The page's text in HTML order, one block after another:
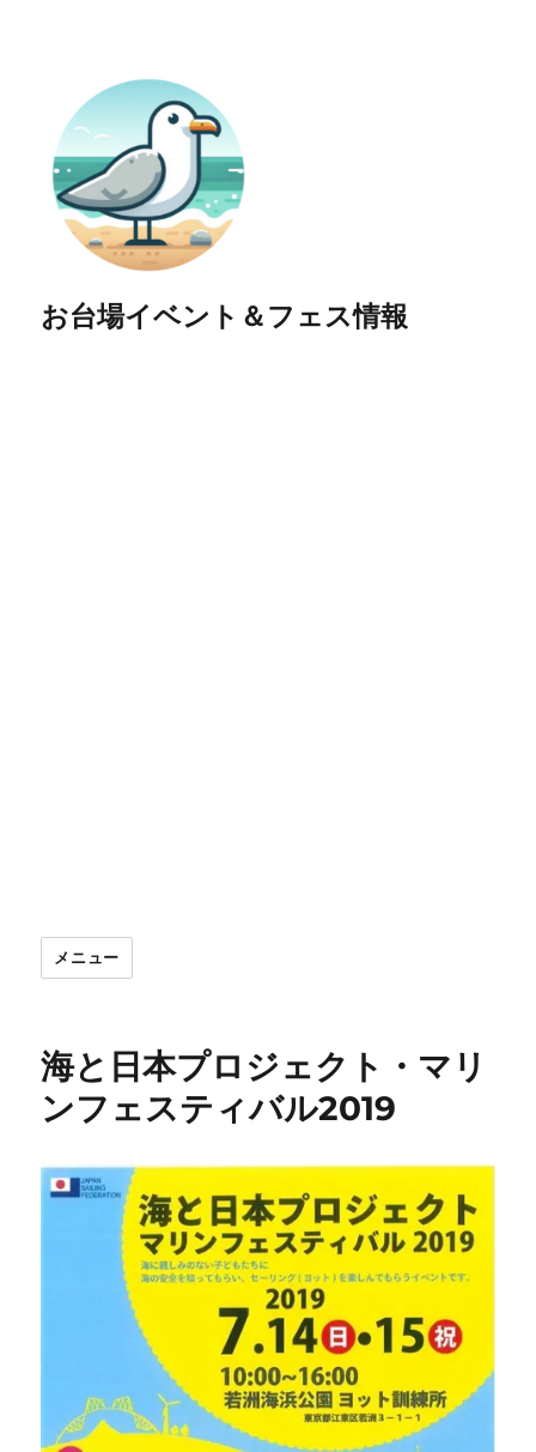
お台場イベント＆フェス情報
メニュー
海と日本プロジェクト・マリ
ンフェスティバル2019